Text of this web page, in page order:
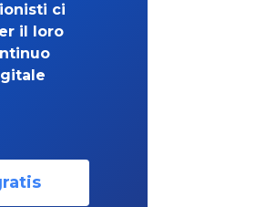
ci
il loro